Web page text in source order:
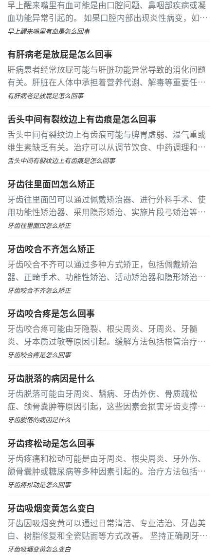
早上醒来嘴里有血可能是由口腔问题、鼻咽部疾病或凝
血功能异常引起的。 如果口腔内部出现炎性病变，如牙
周炎或牙龈炎，可能会刺激牙龈部位，导致早上起床后
早上醒来嘴里有血是怎么回事
有肝病老是放屁是怎么回事
肝病患者经常放屁可能与肝脏功能异常导致的消化问题
有关。肝脏在人体中承担着营养代谢、解毒等重要任
务，当其功能受损时，会间接影响消化道活动，从而增
肪的关键物质
有肝病老是放屁是怎么回事
舌头中间有裂纹边上有齿痕是怎么回事
舌头中间有裂纹边上有齿痕可能与脾胃虚弱、湿气重或
维生素缺乏有关。治疗可以从调节饮食、中药调理和补
充营养入手。 脾胃虚弱可能导致舌象异常。当脾胃功能
舌头中间有裂纹边上有齿痕是怎么回事
牙齿往里面凹怎么矫正
牙齿往里面凹可以通过佩戴矫治器、进行外科手术、使
用功能性矫治器、采用隐形矫治、实施片段弓矫治等方
式治疗。这种状况通常由遗传因素、不良习惯、乳牙早
牙齿往里面凹怎么矫正
牙齿咬合不齐怎么矫正
牙齿咬合不齐可以通过多种方式矫正，包括佩戴矫治
器、正畸手术、功能性矫治、活动矫治器和隐形矫治。
这种问题可能由遗传因素、不良习惯、乳牙早失、多生
牙齿咬合不齐怎么矫正
牙齿咬合疼是怎么回事
牙齿咬合疼可能由牙隐裂、根尖周炎、牙周炎、牙髓
炎、牙本质过敏等原因引起。缓解方法包括根管治疗、
牙周治疗、脱敏治疗、牙冠修复和药物治疗等。建议及
牙齿咬合疼是怎么回事
牙齿脱落的病因是什么
牙齿脱落可能由牙周炎、龋病、牙齿外伤、骨质疏松
症、颌骨囊肿等原因引起，这些因素会损害牙齿支撑结
构或直接破坏牙齿完整性。 牙周炎是牙齿脱落最常见的
逐渐吸收和牙周袋形成
牙齿脱落的病因是什么
牙齿疼松动是怎么回事
牙齿疼痛和松动可能是由牙周炎、根尖周炎、牙外伤、
颌骨囊肿或糖尿病等多种因素引起的。治疗方法包括牙
周基础治疗、根管治疗、牙弓夹板固定、囊肿刮治术以
有关，症状包括牙龈红肿和牙周袋形成
牙齿疼松动是怎么回事
牙齿吸烟变黄怎么变白
牙齿因吸烟变黄可以通过日常清洁、专业洁治、牙齿美
白、树脂修复和全瓷贴面等方式改善。 坚持正确刷牙能
减轻烟草色素沉积。选择含焦磷酸盐成分的美白牙膏，
牙齿吸烟变黄怎么变白